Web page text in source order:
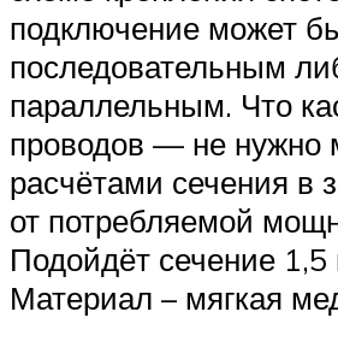
подключение может
последовательным
параллельным. Что
проводов — не нужно
расчётами сечения в
от потребляемой
Подойдёт сечение
Материал – мягкая